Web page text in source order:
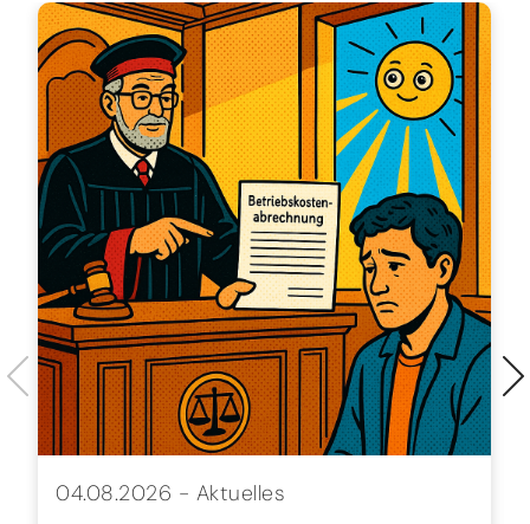
04.08.2026 - Aktuelles